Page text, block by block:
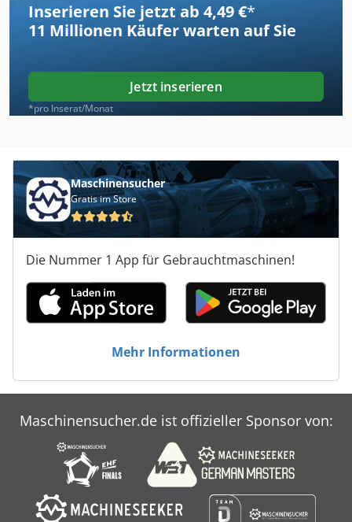
Inserieren Sie jetzt ab 4,49 €*
11 Millionen Käufer warten auf Sie
Jetzt inserieren
*pro Inserat/Monat
Maschinensucher
Gratis im Store
Die Nummer 1 App für Gebrauchtmaschinen!
Mehr Informationen
Maschinensucher.de ist offizieller Sponsor von: